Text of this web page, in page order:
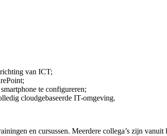
van ICT;
te configureren;
cloudgebaseerde IT-omgeving.
en cursussen. Meerdere collega’s zijn vanuit